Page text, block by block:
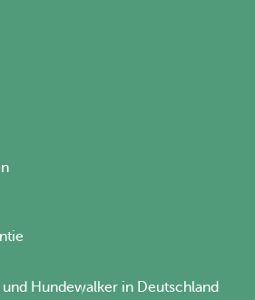
Hundewalker in Deutschland